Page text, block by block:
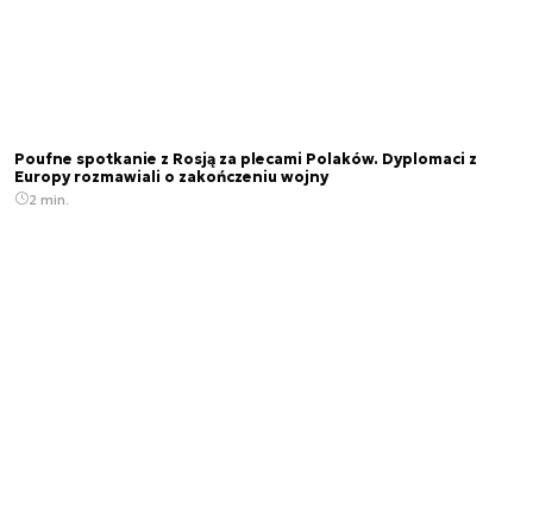
Poufne spotkanie z Rosją za plecami Polaków. Dyplomaci z
Europy rozmawiali o zakończeniu wojny
2 min.